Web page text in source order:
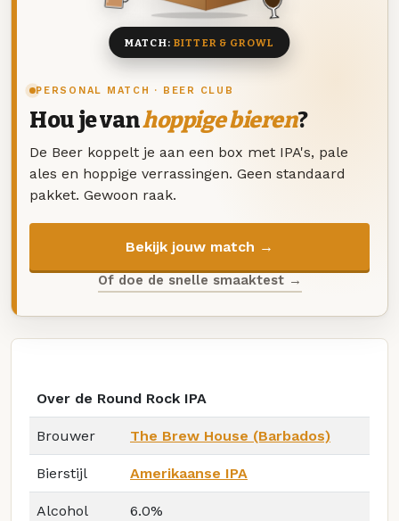
PERSONAL MATCH · BEER CLUB
Hou je vanhoppige bieren?
De Beer koppelt je aan een box met IPA's, pale
ales en hoppige verrassingen. Geen standaard
pakket. Gewoon raak.
Bekijk jouw match →
Of doe de snelle smaaktest →
MATCH: BITTER & GROWL
Over de Round Rock IPA
Brouwer The Brew House (Barbados)
Bierstijl Amerikaanse IPA
Alcohol 6.0%